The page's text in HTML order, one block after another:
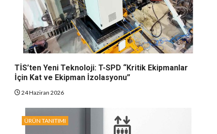
TİS’ten Yeni Teknoloji: T-SPD “Kritik Ekipmanlar
İçin Kat ve Ekipman İzolasyonu”
24 Haziran 2026
ÜRÜN TANITIMI